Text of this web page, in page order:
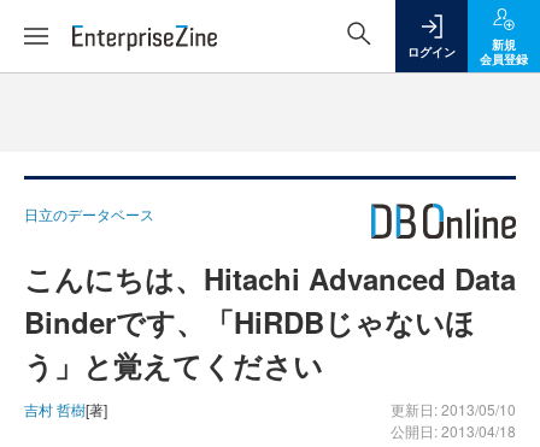
ログイン
新規
会員登録
日立のデータベース
こんにちは、Hitachi Advanced Data
Binderです、「HiRDBじゃないほ
う」と覚えてください
吉村 哲樹[著]
更新日: 2013/05/10
公開日: 2013/04/18